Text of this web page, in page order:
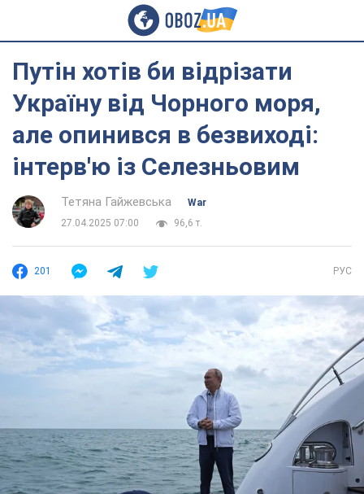
Путін хотів би відрізати
Україну від Чорного моря,
але опинився в безвиході:
інтерв'ю із Селезньовим
Тетяна Гайжевська
War
27.04.2025 07:00
96,6 т.
201 РУС